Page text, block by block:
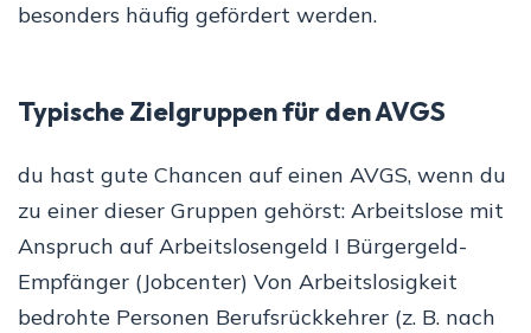
besonders häufig gefördert werden.
Typische Zielgruppen für den AVGS
du hast gute Chancen auf einen AVGS, wenn du
zu einer dieser Gruppen gehörst: Arbeitslose mit
Anspruch auf Arbeitslosengeld I Bürgergeld-
Empfänger (Jobcenter) Von Arbeitslosigkeit
bedrohte Personen Berufsrückkehrer (z. B. nach